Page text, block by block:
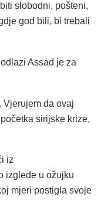
slobodni, pošteni,
god bili, bi trebali
Assad je za
Vjerujem da ovaj
sirijske krize,
iz
izglede u ožujku
mjeri postigla svoje